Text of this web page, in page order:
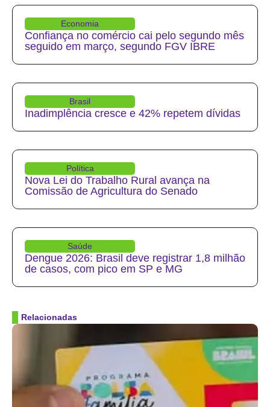
Economia
Confiança no comércio cai pelo segundo mês
seguido em março, segundo FGV IBRE
Brasil
Inadimplência cresce e 42% repetem dívidas
Política
Nova Lei do Trabalho Rural avança na
Comissão de Agricultura do Senado
Saúde
Dengue 2026: Brasil deve registrar 1,8 milhão
de casos, com pico em SP e MG
Relacionadas